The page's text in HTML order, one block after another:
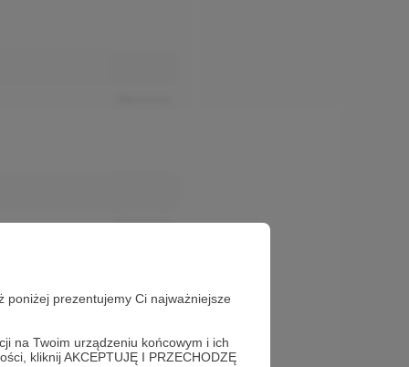
poniżej prezentujemy Ci najważniejsze
na Twoim urządzeniu końcowym i ich
kliknij AKCEPTUJĘ I PRZECHODZĘ
Odpowiedz